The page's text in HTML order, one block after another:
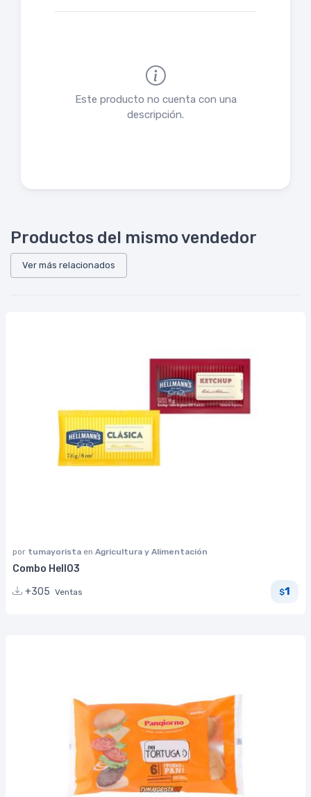
Este producto no cuenta con una
descripción.
Productos del mismo vendedor
Ver más relacionados
por tumayorista en Agricultura y Alimentación
Combo Hell03
+305 Ventas $1